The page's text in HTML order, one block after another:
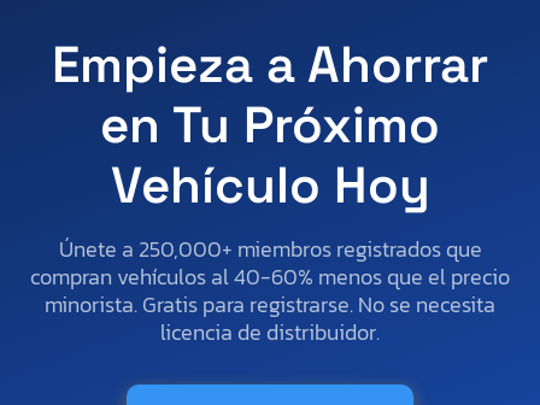
Empieza a Ahorrar
en Tu Próximo
Vehículo Hoy
Únete a 250,000+ miembros registrados que
compran vehículos al 40-60% menos que el precio
minorista. Gratis para registrarse. No se necesita
licencia de distribuidor.